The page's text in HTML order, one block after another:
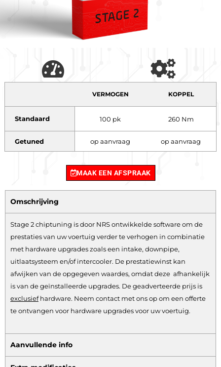
VERMOGEN KOPPEL
Standaard 100 pk 260 Nm
Getuned op aanvraag op aanvraag
MAAK EEN AFSPRAAK
Omschrijving
Stage 2 chiptuning is door NRS ontwikkelde software om de
prestaties van uw voertuig verder te verhogen in combinatie
met hardware upgrades zoals een intake, downpipe,
uitlaatsysteem en/of intercooler. De prestatiewinst kan
afwijken van de opgegeven waardes, omdat deze afhankelijk
is van de geïnstalleerde upgrades. De geadverteerde prijs is
exclusiefhardware. Neem contact met ons op om een offerte
te ontvangen voor hardware upgrades voor uw voertuig.
Aanvullende info